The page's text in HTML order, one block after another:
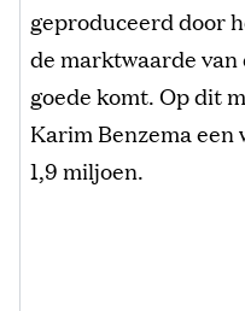
geproduceerd door
de marktwaarde
goede komt. Op dit
Karim Benzema een
1,9 miljoen.